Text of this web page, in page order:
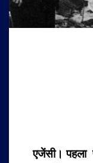
एजेंसी। पहला